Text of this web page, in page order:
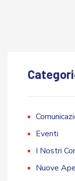
Eventi
I Nostri
Nuove